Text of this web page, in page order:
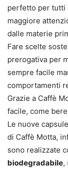
perfetto per tutti
maggiore
dalle materie
Fare scelte
prerogativa per
sempre facile
comportamenti
Grazie a Caffè
facile, come
Le nuove
di Caffè Motta,
sono realizzate
biodegradabile,